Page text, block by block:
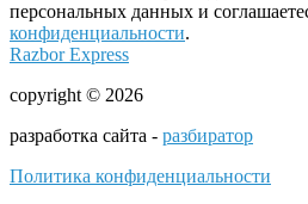
персональных данных и
конфиденциальности.
Razbor Express
copyright © 2026
разработка сайта - разбиратор
Политика конфиденциальности